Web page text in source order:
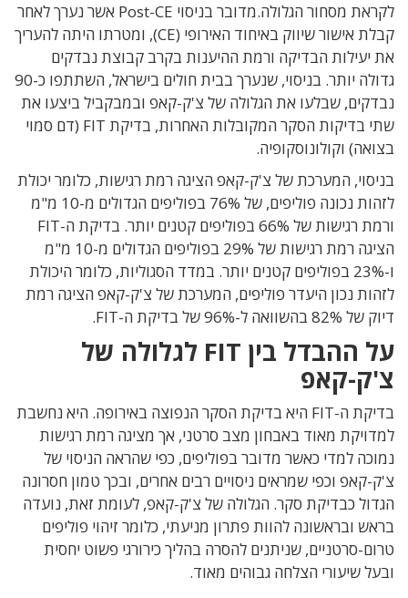
לקראת מסחור הגלולה.מדובר בניסוי Post-CE אשר נערך לאחר
קבלת אישור שיווק באיחוד האירופי (CE), ומטרתו היתה להעריך
את יעילות הבדיקה ורמת ההיענות בקרב קבוצת נבדקים
גדולה יותר.
בניסוי, שנערך בבית חולים בישראל, השתתפו כ-90
נבדקים, שבלעו את הגלולה של צ'ק-קאפ ובמבקביל ביצעו את
שתי בדיקות הסקר המקובלות האחרות, בדיקת FIT (דם סמוי
בצואה) וקולונוסקופיה.
בניסוי, המערכת של צ'ק-קאפ הציגה רמת רגישות, כלומר יכולת
לזהות נכונה פוליפים, של 76% בפוליפים הגדולים מ-10 מ"מ
ורמת רגישות של 66% בפוליפים קטנים יותר. בדיקת ה-
FIT
הציגה רמת רגישות של 29% בפוליפים הגדולים מ-10 מ"מ
ו-23% בפוליפים קטנים יותר. במדד הסגוליות, כלומר היכולת
לזהות נכון היעדר פוליפים, המערכת של צ'ק-קאפ הציגה רמת
דיוק של 82% בהשוואה ל-96% של בדיקת ה-
FIT
.
על ההבדל בין FIT לגלולה של
צ'ק-קאפ
בדיקת ה-FIT היא בדיקת הסקר הנפוצה באירופה. היא נחשבת
למדויקת מאוד באבחון מצב סרטני, אך מציגה רמת רגישות
נמוכה למדי כאשר מדובר בפוליפים, כפי שהראה הניסוי של
צ'ק-קאפ וכפי שמראים ניסויים רבים אחרים, ובכך טמון חסרונה
הגדול כבדיקת סקר. הגלולה של צ'ק-קאפ, לעומת זאת, נועדה
בראש ובראשונה להוות פתרון מניעתי, כלומר זיהוי פוליפים
טרום-סרטניים, שניתנים להסרה בהליך כירורגי פשוט יחסית
ובעל שיעורי הצלחה גבוהים מאוד.